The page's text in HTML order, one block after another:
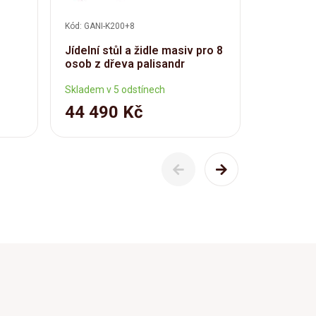
Kód: GANI-K200+8
Jídelní stůl a židle masiv pro 8
osob z dřeva palisandr
Skladem v 5 odstínech
44 490 Kč